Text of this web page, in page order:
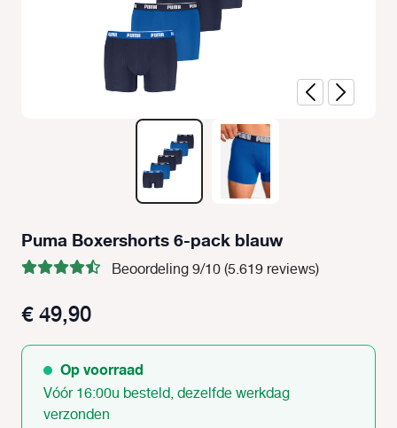
Puma Boxershorts 6-pack blauw
Beoordeling 9/10 (5.619 reviews)
€ 49,90
Op voorraad
Vóór 16:00u besteld, dezelfde werkdag
verzonden